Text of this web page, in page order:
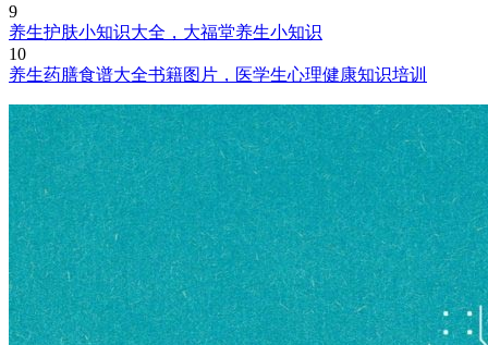
9
养生护肤小知识大全，大福堂养生小知识
10
养生药膳食谱大全书籍图片，医学生心理健康知识培训